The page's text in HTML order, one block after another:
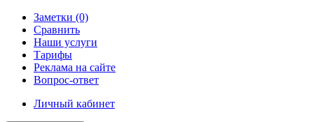
Заметки (0)
Сравнить
Наши услуги
Тарифы
Реклама на сайте
Вопрос-ответ
Личный кабинет